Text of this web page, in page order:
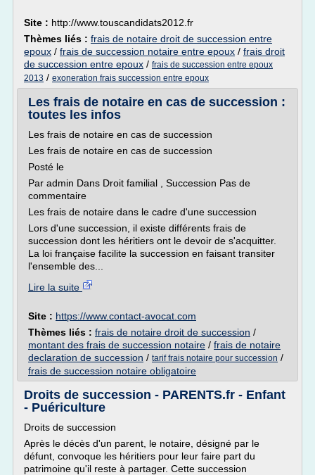
Site : http://www.touscandidats2012.fr
Thèmes liés : frais de notaire droit de succession entre
epoux / frais de succession notaire entre epoux / frais droit
de succession entre epoux / frais de succession entre epoux
2013 / exoneration frais succession entre epoux
Les frais de notaire en cas de succession :
toutes les infos
Les frais de notaire en cas de succession
Les frais de notaire en cas de succession
Posté le
Par admin Dans Droit familial , Succession Pas de
commentaire
Les frais de notaire dans le cadre d'une succession
Lors d'une succession, il existe différents frais de
succession dont les héritiers ont le devoir de s'acquitter.
La loi française facilite la succession en faisant transiter
l'ensemble des...
Lire la suite
Site : https://www.contact-avocat.com
Thèmes liés : frais de notaire droit de succession /
montant des frais de succession notaire / frais de notaire
declaration de succession / tarif frais notaire pour succession /
frais de succession notaire obligatoire
Droits de succession - PARENTS.fr - Enfant
- Puériculture
Droits de succession
Après le décès d'un parent, le notaire, désigné par le
défunt, convoque les héritiers pour leur faire part du
patrimoine qu'il reste à partager. Cette succession